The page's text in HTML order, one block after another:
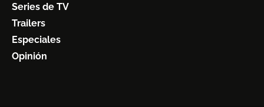
Series de TV
Trailers
Especiales
Opinión